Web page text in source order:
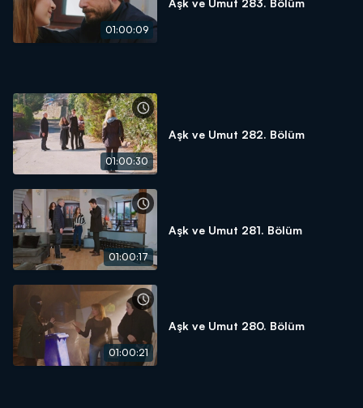
01:00:09
01:00:30
Aşk ve Umut 282. Bölüm
01:00:17
Aşk ve Umut 281. Bölüm
01:00:21
Aşk ve Umut 280. Bölüm